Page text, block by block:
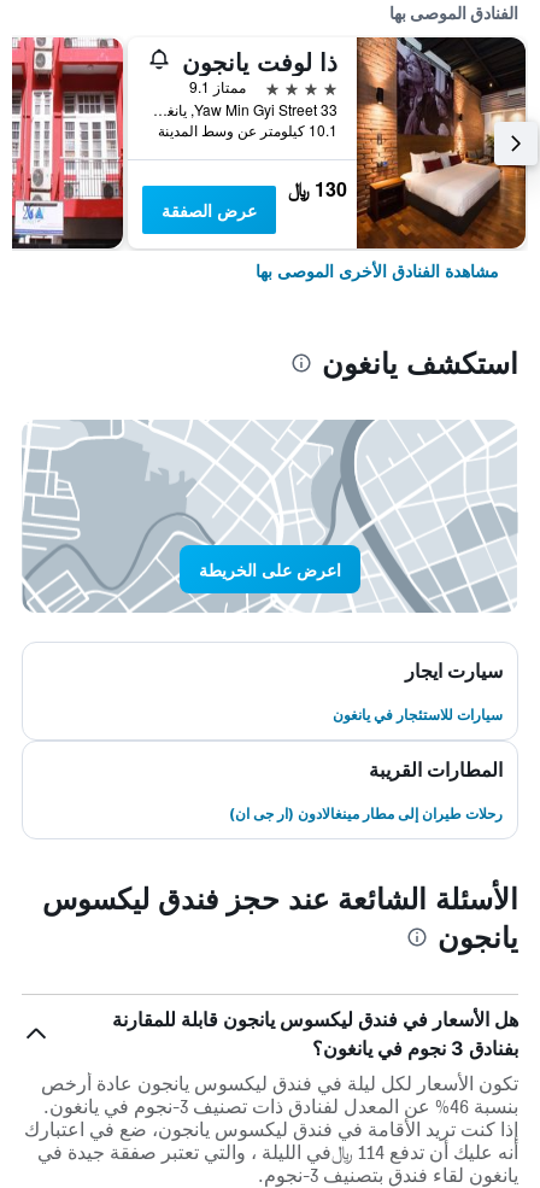
الفنادق الموصى بها
ذا لوفت يانجون
4 نجوم
ممتاز 9.1
33 Yaw Min Gyi Street, يانغون, ميانمار (بورما)
10.1 كيلومتر عن وسط المدينة
130 ﷼
عرض الصفقة
مشاهدة الفنادق الأخرى الموصى بها
استكشف يانغون
اعرض على الخريطة
سيارت ايجار
سيارات للاستئجار في يانغون
المطارات القريبة
رحلات طيران إلى مطار مينغالادون (ار جى ان)
الأسئلة الشائعة عند حجز فندق ليكسوس
يانجون
هل الأسعار في فندق ليكسوس يانجون قابلة للمقارنة
بفنادق 3 نجوم في يانغون؟
تكون الأسعار لكل ليلة في فندق ليكسوس يانجون عادة أرخص
بنسبة 46% عن المعدل لفنادق ذات تصنيف 3-نجوم في يانغون.
إذا كنت تريد الأقامة في فندق ليكسوس يانجون، ضع في اعتبارك
أنه عليك أن تدفع 114 ﷼في الليلة ، والتي تعتبر صفقة جيدة في
يانغون لقاء فندق بتصنيف 3-نجوم.